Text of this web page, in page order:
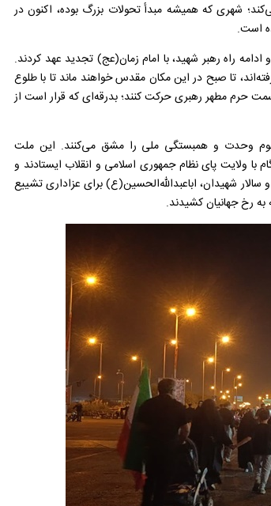
شهری که همیشه مبدأ تحولات بزرگ بوده، اکنون در
است.
راه رهبر شهید، با امام زمان(عج) تجدید عهد کردند.
تا صبح در این مکان مقدس خواهند ماند تا با طلوع
سمت حرم مطهر رهبری حرکت کنند؛ بدرقه‌ای که قرار است از
وحدت و همبستگی ملی را مشق می‌کنند. این ملت
ولایت پای نظام جمهوری اسلامی و انقلاب ایستادند و
سالار شهیدان، اباعبدالله‌الحسین(ع) برای عزاداری تشییع
رخ جهانیان کشیدند.